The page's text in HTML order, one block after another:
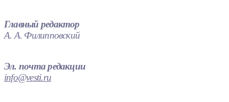
Главный редактор
А. А. Филипповский
Эл. почта редакции
info@vesti.ru